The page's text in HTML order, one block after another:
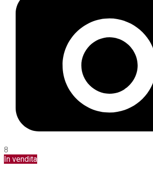
8
In vendita